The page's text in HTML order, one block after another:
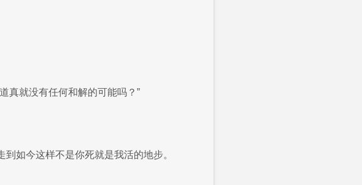
真就没有任何和解的可能吗？”
如今这样不是你死就是我活的地步。